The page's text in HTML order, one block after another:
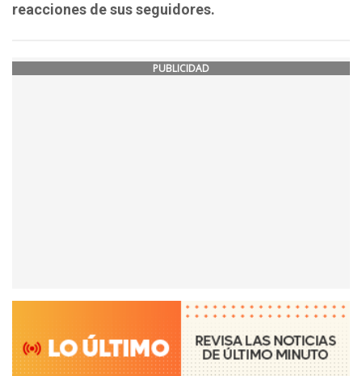
reacciones de sus seguidores.
PUBLICIDAD